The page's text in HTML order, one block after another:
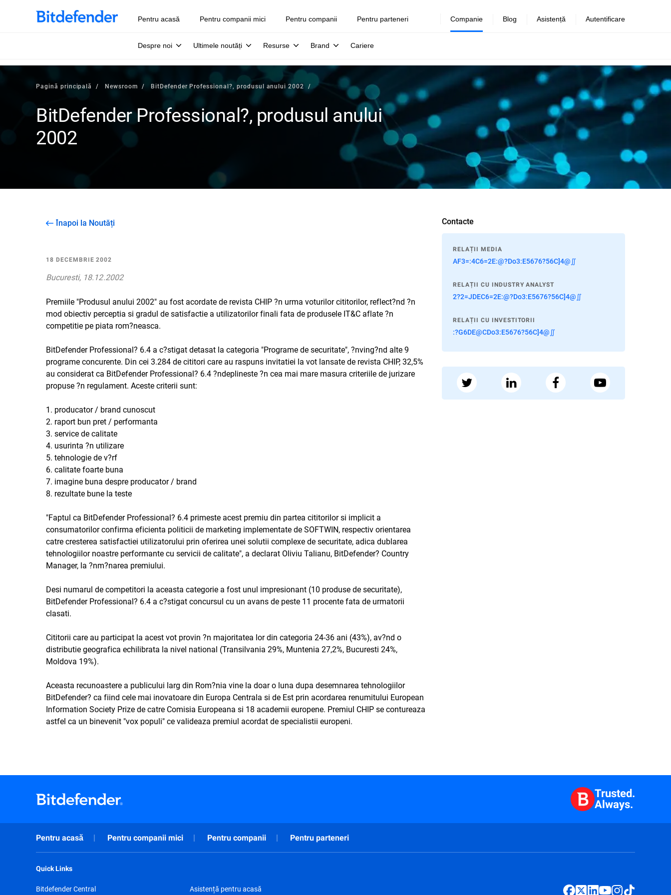
Pentru acasă Pentru companii mici Pentru companii Pentru parteneri Companie
Despre noi Ultimele noutăți Resurse Brand Cariere
Blog Asistență Autentificare
Pagină principală Newsroom BitDefender Professional?, produsul anului 2002
BitDefender Professional?, produsul anului
2002
Înapoi la Noutăți
18 DECEMBRIE 2002
Bucuresti, 18.12.2002
Premiile "Produsul anului 2002" au fost acordate de revista CHIP ?n urma voturilor cititorilor, reflect?nd ?n
mod obiectiv perceptia si gradul de satisfactie a utilizatorilor finali fata de produsele IT&C aflate ?n
competitie pe piata rom?neasca.
BitDefender Professional? 6.4 a c?stigat detasat la categoria "Programe de securitate", ?nving?nd alte 9
programe concurente. Din cei 3.284 de cititori care au raspuns invitatiei la vot lansate de revista CHIP, 32,5%
au considerat ca BitDefender Professional? 6.4 ?ndeplineste ?n cea mai mare masura criteriile de jurizare
propuse ?n regulament. Aceste criterii sunt:
1. producator / brand cunoscut
2. raport bun pret / performanta
3. service de calitate
4. usurinta ?n utilizare
5. tehnologie de v?rf
6. calitate foarte buna
7. imagine buna despre producator / brand
8. rezultate bune la teste
"Faptul ca BitDefender Professional? 6.4 primeste acest premiu din partea cititorilor si implicit a
consumatorilor confirma eficienta politicii de marketing implementate de SOFTWIN, respectiv orientarea
catre cresterea satisfactiei utilizatorului prin oferirea unei solutii complexe de securitate, adica dublarea
tehnologiilor noastre performante cu servicii de calitate", a declarat Oliviu Talianu, BitDefender? Country
Manager, la ?nm?narea premiului.
Desi numarul de competitori la aceasta categorie a fost unul impresionant (10 produse de securitate),
BitDefender Professional? 6.4 a c?stigat concursul cu un avans de peste 11 procente fata de urmatorii
clasati.
Cititorii care au participat la acest vot provin ?n majoritatea lor din categoria 24-36 ani (43%), av?nd o
distributie geografica echilibrata la nivel national (Transilvania 29%, Muntenia 27,2%, Bucuresti 24%,
Moldova 19%).
Aceasta recunoastere a publicului larg din Rom?nia vine la doar o luna dupa desemnarea tehnologiilor
BitDefender? ca fiind cele mai inovatoare din Europa Centrala si de Est prin acordarea renumitului European
Information Society Prize de catre Comisia Europeana si 18 academii europene. Premiul CHIP se contureaza
astfel ca un binevenit "vox populi" ce valideaza premiul acordat de specialistii europeni.
Contacte
RELAȚII MEDIA
AF3=:4C6=2E:@?Do3:E5676?56C]4@∬
RELAȚII CU INDUSTRY ANALYST
2?2=JDEC6=2E:@?Do3:E5676?56C]4@∬
RELAȚII CU INVESTITORII
:?G6DE@CDo3:E5676?56C]4@∬
Trusted.
Always.
Pentru acasă Pentru companii mici Pentru companii Pentru parteneri
Quick Links
Bitdefender Central
Asistență pentru acasă